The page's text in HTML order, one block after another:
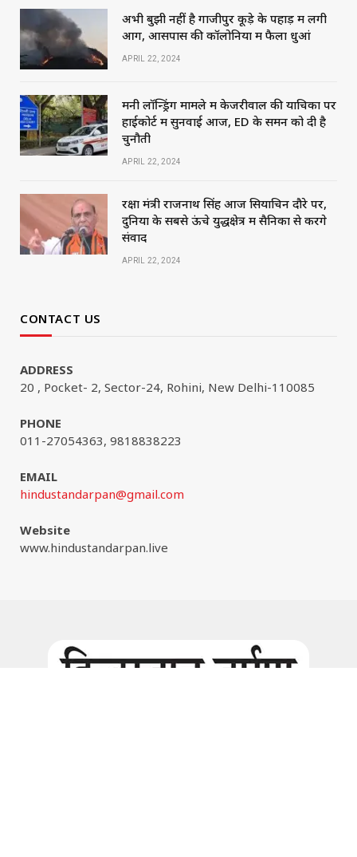
अभी बुझी नहीं है गाजीपुर कूड़े के पहाड़ में लगी
आग, आसपास की कॉलोनियों में फैला धुआं
APRIL 22, 2024
मनी लॉन्ड्रिंग मामले में केजरीवाल की याचिका पर
हाईकोर्ट में सुनवाई आज, ED के समन को दी है
चुनौती
APRIL 22, 2024
रक्षा मंत्री राजनाथ सिंह आज सियाचिन दौरे पर,
दुनिया के सबसे ऊंचे युद्धक्षेत्र में सैनिकों से करेंगे
संवाद
APRIL 22, 2024
CONTACT US
ADDRESS
20 , Pocket- 2, Sector-24, Rohini, New Delhi-110085
PHONE
011-27054363, 9818838223
EMAIL
hindustandarpan@gmail.com
Website
www.hindustandarpan.live